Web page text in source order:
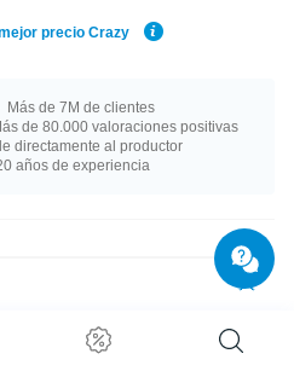
precio Crazy
Más de 7M de clientes
de 80.000 valoraciones positivas
directamente al productor
años de experiencia